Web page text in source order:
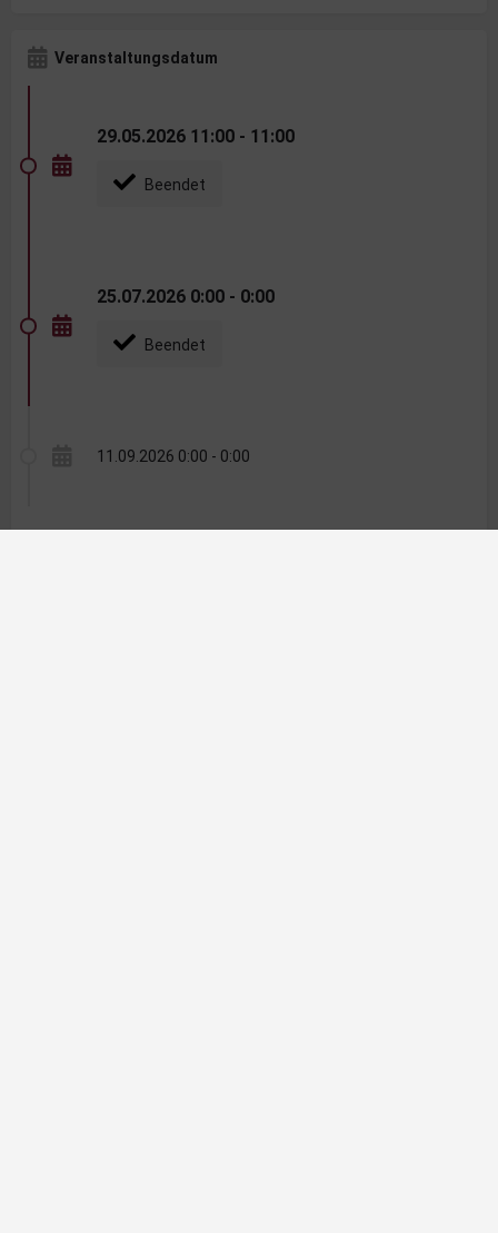
Veranstaltungsdatum
29.05.2026 11:00 - 11:00
Beendet
25.07.2026 0:00 - 0:00
Beendet
11.09.2026 0:00 - 0:00